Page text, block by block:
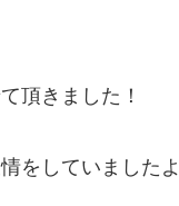
頂きました！
をしていましたよ